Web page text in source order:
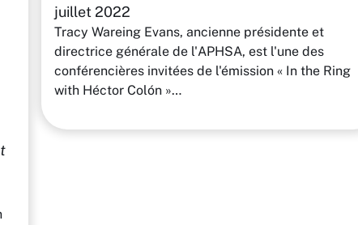
juillet 2022
Tracy Wareing Evans, ancienne présidente et
directrice générale de l'APHSA, est l'une des
conférencières invitées de l'émission « In the Ring
with Héctor Colón »…